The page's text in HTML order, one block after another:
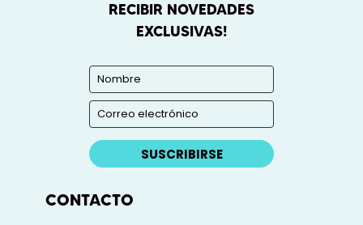
RECIBIR NOVEDADES
EXCLUSIVAS!
SUSCRIBIRSE
CONTACTO